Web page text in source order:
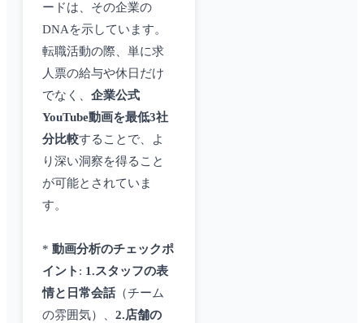
ードは、その企業の
DNAを示しています。
転職活動の際、単に求
人票の給与や休日だけ
でなく、 企業公式
YouTube動画を最低3社
分比較することで、よ
り深い洞察を得ること
が可能とされていま
す。
* 動画分析のチェックポ
イント : 1.スタッフの表
情と日常会話（チーム
の雰囲気）、 2.店舗の